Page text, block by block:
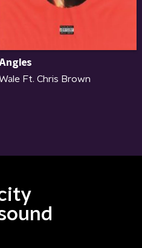
Ft. Chris Brown